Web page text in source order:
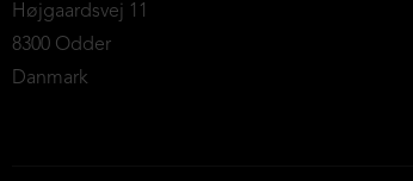
Højgaardsvej 11
8300 Odder
Danmark